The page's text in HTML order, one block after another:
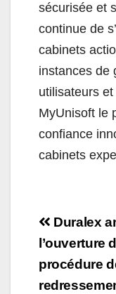
sécurisée et
continue de
cabinets
instances de
utilisateurs
MyUnisoft le
confiance
cabinets
de
l’article
Duralex
l’ouverture
procédure